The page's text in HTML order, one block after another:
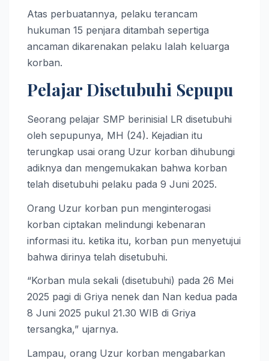
Atas perbuatannya, pelaku terancam
hukuman 15 penjara ditambah sepertiga
ancaman dikarenakan pelaku Ialah keluarga
korban.
Pelajar Disetubuhi Sepupu
Seorang pelajar SMP berinisial LR disetubuhi
oleh sepupunya, MH (24). Kejadian itu
terungkap usai orang Uzur korban dihubungi
adiknya dan mengemukakan bahwa korban
telah disetubuhi pelaku pada 9 Juni 2025.
Orang Uzur korban pun menginterogasi
korban ciptakan melindungi kebenaran
informasi itu. ketika itu, korban pun menyetujui
bahwa dirinya telah disetubuhi.
“Korban mula sekali (disetubuhi) pada 26 Mei
2025 pagi di Griya nenek dan Nan kedua pada
8 Juni 2025 pukul 21.30 WIB di Griya
tersangka,” ujarnya.
Lampau, orang Uzur korban mengabarkan